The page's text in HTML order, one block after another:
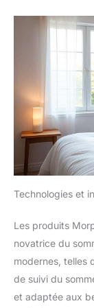
Technologies et
Les produits
novatrice du
modernes, telles
de suivi du
et adaptée aux